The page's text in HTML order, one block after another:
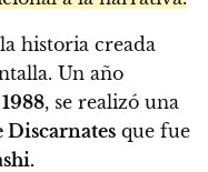
historia creada
Un año
1988, se realizó una
Discarnates que fue